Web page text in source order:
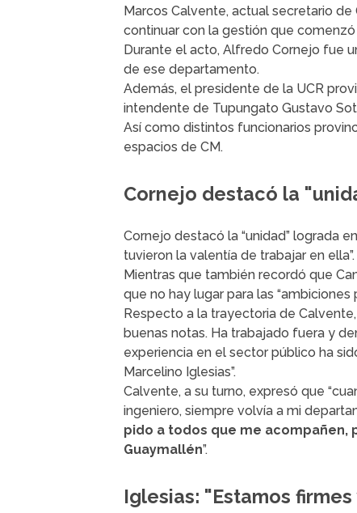
Marcos Calvente, actual secretario
continuar con la gestión que
Durante el acto, Alfredo Cornejo fue
de ese departamento.
Además, el presidente de la UCR
intendente de Tupungato Gustavo
Así como distintos funcionarios
espacios de CM.
Cornejo destacó la
Cornejo destacó la “unidad” lograda
tuvieron la valentía de trabajar en ella”.
Mientras que también recordó que
que no hay lugar para las “ambiciones
Respecto a la trayectoria de
buenas notas. Ha trabajado fuera y
experiencia en el sector público ha
Marcelino Iglesias”.
Calvente, a su turno, expresó que
ingeniero, siempre volvía a mi
pido a todos que me acompañen,
Guaymallén”.
Iglesias: "Estamos